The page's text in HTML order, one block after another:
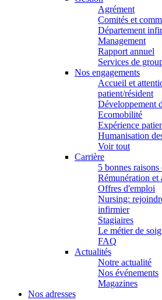
Agrément
Comités et
Département
Management
Rapport annuel
Services de
Nos engagements
Accueil et
patient/résident
Développement
Ecomobilité
Expérience
Humanisation
Voir tout
Carrière
5 bonnes
Rémunération et
Offres d'emploi
Nursing:
infirmier
Stagiaires
Le métier de
FAQ
Actualités
Notre actualité
Nos événements
Magazines
Nos adresses